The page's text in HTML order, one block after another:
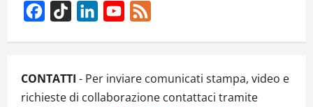
Facebook
TikTok LinkedInYouTube
CONTATTI - Per inviare comunicati stampa, video e
richieste di collaborazione contattaci tramite